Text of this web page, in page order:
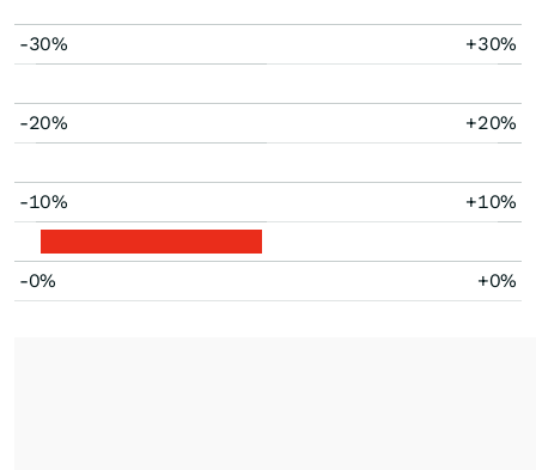
-30% +30%
-20% +20%
-10% +10%
-0% +0%